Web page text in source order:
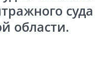
суда
области.